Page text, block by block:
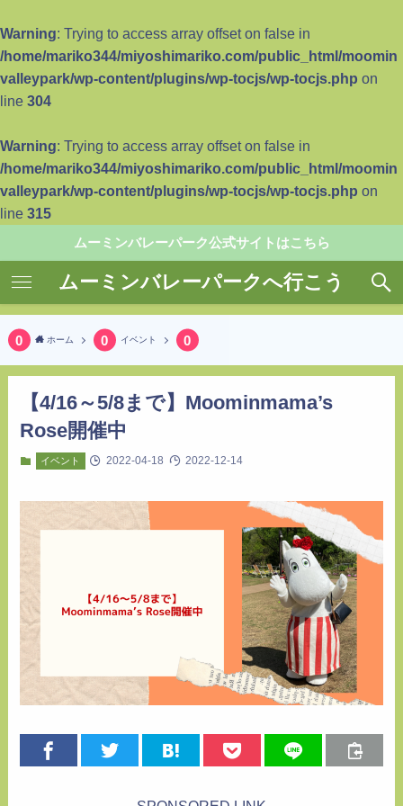
Warning: Trying to access array offset on false in
/home/mariko344/miyoshimariko.com/public_html/moomin
valleypark/wp-content/plugins/wp-tocjs/wp-tocjs.php on
line 304
Warning: Trying to access array offset on false in
/home/mariko344/miyoshimariko.com/public_html/moomin
valleypark/wp-content/plugins/wp-tocjs/wp-tocjs.php on
line 315
ムーミンバレーパーク公式サイトはこちら
ムーミンバレーパークへ行こう
ホーム イベント
【4/16～5/8まで】Moominmama’s
Rose開催中
イベント 2022-04-18 2022-12-14